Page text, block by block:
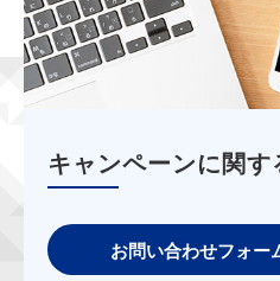
キャンペーンに関
お問い合わせフォー